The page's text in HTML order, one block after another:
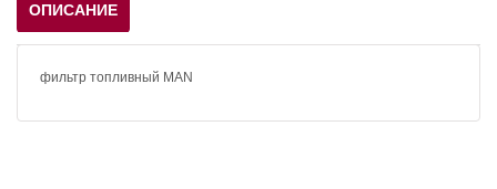
ОПИСАНИЕ
фильтр топливный MAN